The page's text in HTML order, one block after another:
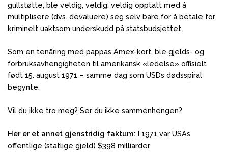
gullstøtte, ble veldig, veldig, veldig opptatt med å
multiplisere (dvs. devaluere) seg selv bare for å betale for
kriminelt uaktsom underskudd på statsbudsjettet.
Som en tenåring med pappas Amex-kort, ble gjelds- og
forbruksavhengigheten til amerikansk «ledelse» offisielt
født 15. august 1971 – samme dag som USDs dødsspiral
begynte.
Vil du ikke tro meg? Ser du ikke sammenhengen?
Her er et annet gjenstridig faktum: I 1971 var USAs
offentlige (statlige gjeld) $398 milliarder.